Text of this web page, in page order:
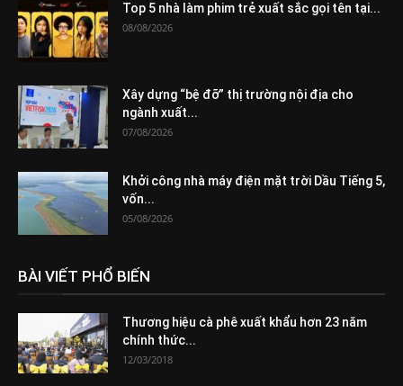
Top 5 nhà làm phim trẻ xuất sắc gọi tên tại...
08/08/2026
Xây dựng “bệ đỡ” thị trường nội địa cho
ngành xuất...
07/08/2026
Khởi công nhà máy điện mặt trời Dầu Tiếng 5,
vốn...
05/08/2026
BÀI VIẾT PHỔ BIẾN
Thương hiệu cà phê xuất khẩu hơn 23 năm
chính thức...
12/03/2018